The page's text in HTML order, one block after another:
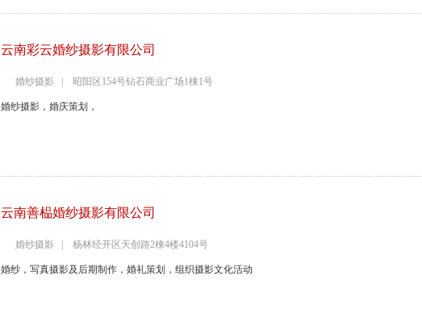
云南彩云婚纱摄影有限公司
婚纱摄影 | 昭阳区154号钻石商业广场1棟1号
婚纱摄影，婚庆策划，
云南善榀婚纱摄影有限公司
婚纱摄影 | 杨林经开区天创路2棟4楼4104号
婚纱，写真摄影及后期制作，婚礼策划，组织摄影文化活动